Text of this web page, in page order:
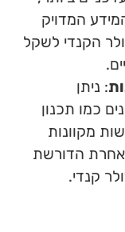
המדויק
הקנדי לשקל
: ניתן
כמו תכנון
מקוונות
אחרת הדורשת
קנדי.